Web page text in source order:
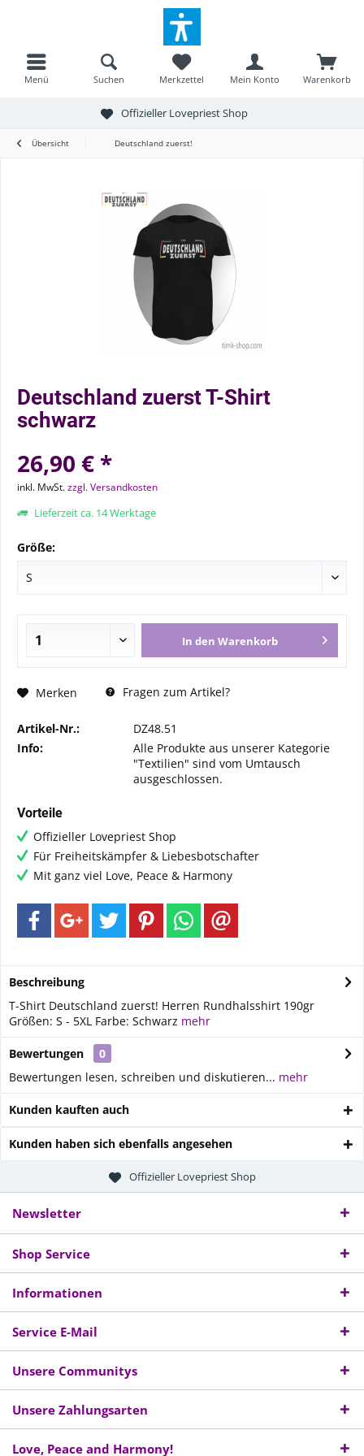
Menü Warenkorb
Merkzettel Mein Konto
Suchen
Offizieller Lovepriest Shop
Übersicht Deutschland zuerst!
Deutschland zuerst T-Shirt
schwarz
26,90 € *
inkl. MwSt.zzgl. Versandkosten
Lieferzeit ca. 14 Werktage
Größe:
In den Warenkorb
Merken Fragen zum Artikel?
Artikel-Nr.:
DZ48.51
Info:
Alle Produkte aus unserer Kategorie
"Textilien" sind vom Umtausch
ausgeschlossen.
Vorteile
Offizieller Lovepriest Shop
Für Freiheitskämpfer & Liebesbotschafter
Mit ganz viel Love, Peace & Harmony
Beschreibung
T-Shirt Deutschland zuerst! Herren Rundhalsshirt 190gr
Größen: S - 5XL Farbe: Schwarz mehr
Bewertungen
0
Bewertungen lesen, schreiben und diskutieren... mehr
Kunden kauften auch
Kunden haben sich ebenfalls angesehen
Offizieller Lovepriest Shop
Newsletter
Shop Service
Informationen
Service E-Mail
Unsere Communitys
Unsere Zahlungsarten
Love, Peace and Harmony!